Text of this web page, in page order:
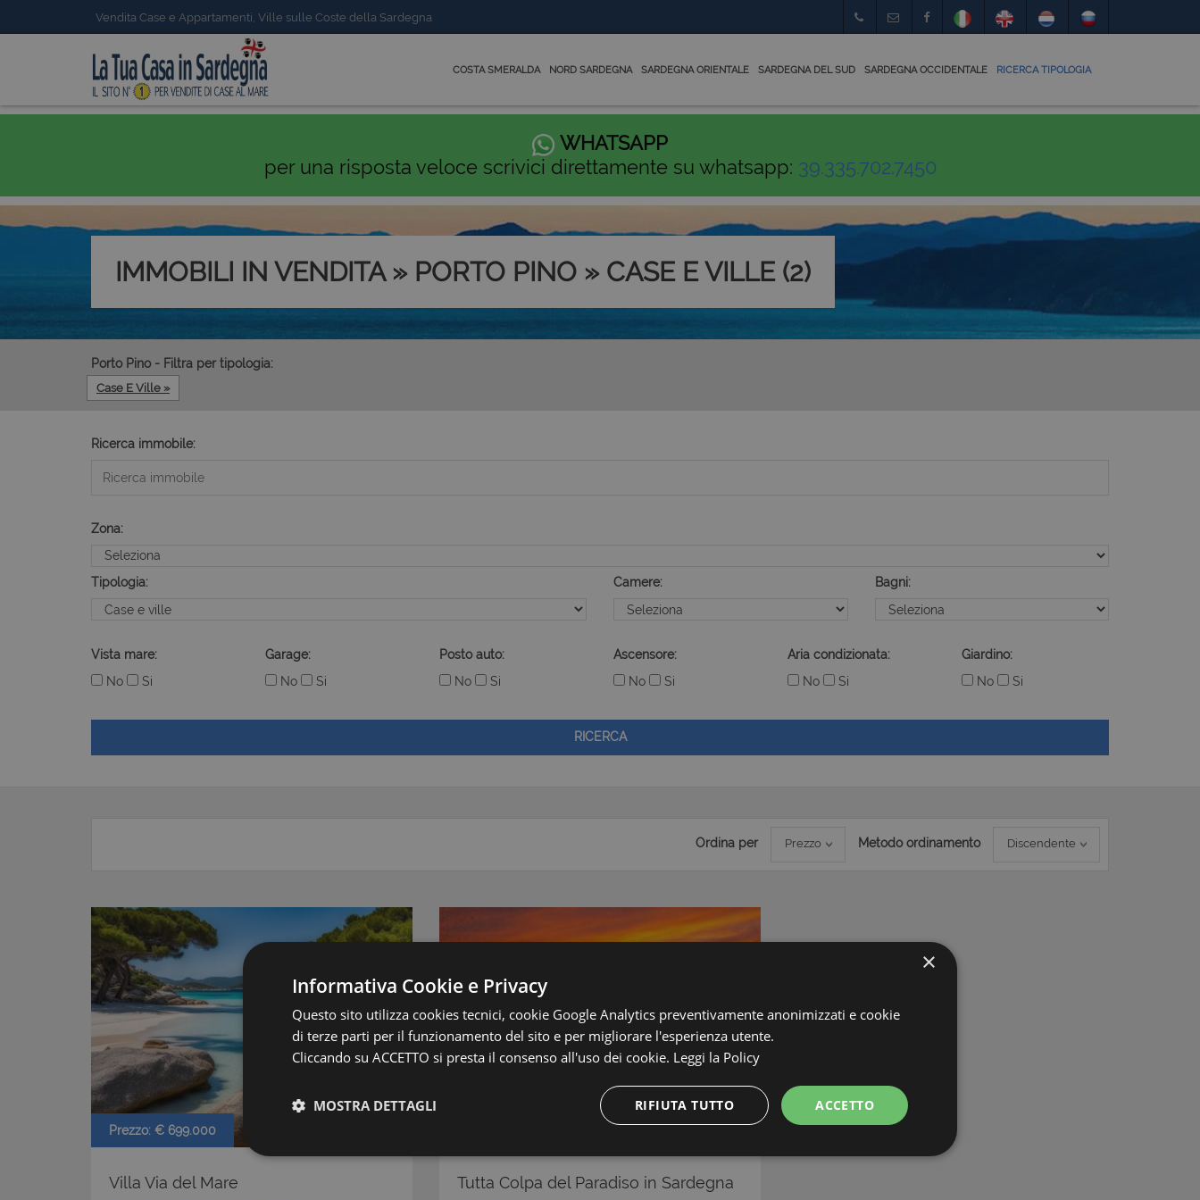
Vendita Case e Appartamenti, Ville sulle Coste della Sardegna
COSTA SMERALDA NORD SARDEGNA SARDEGNA ORIENTALE SARDEGNA DEL SUD SARDEGNA OCCIDENTALE RICERCA TIPOLOGIA
WHATSAPP
per una risposta veloce scrivici direttamente su whatsapp: 39.335.702.7450
IMMOBILI IN VENDITA » PORTO PINO » CASE E VILLE (2)
Porto Pino - Filtra per tipologia:
Case E Ville »
Ricerca immobile:
Zona:
Tipologia: Camere: Bagni:
Vista mare:
No
Si
Garage:
No
Si
Posto auto:
No
Si
Ascensore:
No
Si
Aria condizionata:
No
Si
Giardino:
No
Si
RICERCA
Ordina per Prezzo Metodo ordinamento Discendente
Prezzo: € 699.000
Villa Via del Mare Tutta Colpa del Paradiso in Sardegna
×
Informativa Cookie e Privacy
Questo sito utilizza cookies tecnici, cookie Google Analytics preventivamente anonimizzati e cookie
di terze parti per il funzionamento del sito e per migliorare l'esperienza utente.
Cliccando su ACCETTO si presta il consenso all'uso dei cookie. Leggi la Policy
ACCETTO
RIFIUTA TUTTO
MOSTRA DETTAGLI
Strettamente necessari e Statistiche